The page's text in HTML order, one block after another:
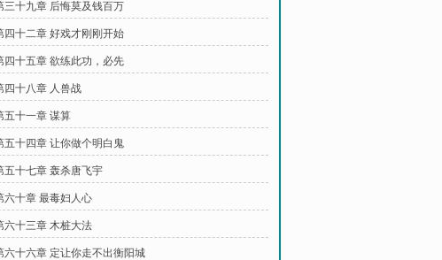
三十九章 后悔莫及钱百万
四十二章 好戏才刚刚开始
四十五章 欲练此功，必先
四十八章 人兽战
五十一章 谋算
五十四章 让你做个明白鬼
五十七章 轰杀唐飞宇
六十章 最毒妇人心
六十三章 木桩大法
六十六章 定让你走不出衡阳城